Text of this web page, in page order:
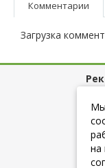
Комментарии
Загрузка
на